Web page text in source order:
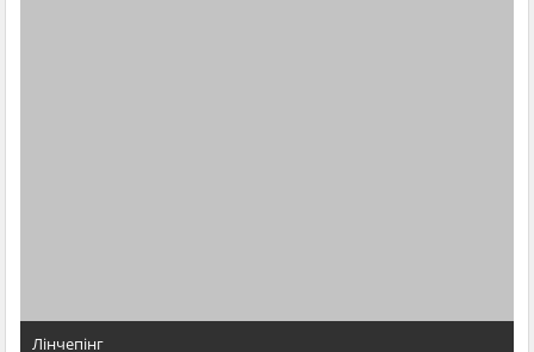
Лінчепінг